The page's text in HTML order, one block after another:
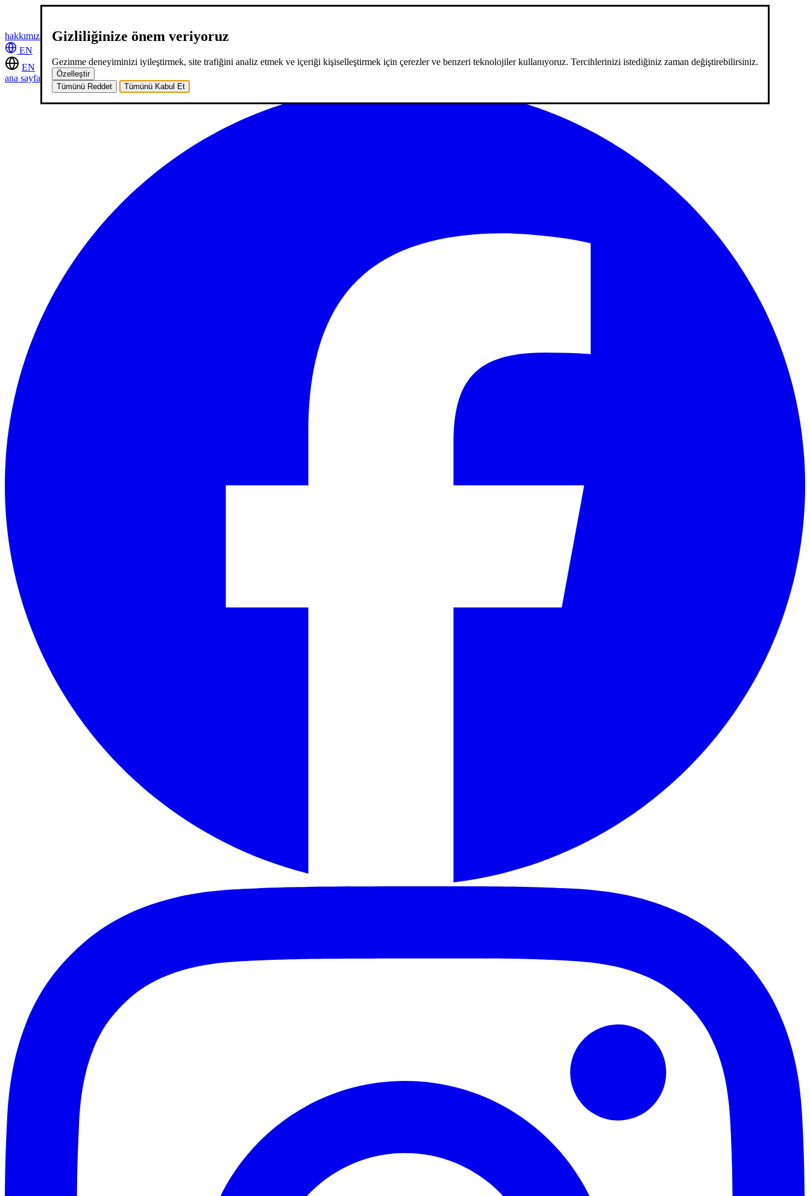
Gizliliğinize önem veriyoruz
Gezinme deneyiminizi iyileştirmek, site trafiğini analiz etmek ve içeriği kişiselleştirmek için çerezler ve benzeri teknolojiler kullanıyoruz. Tercihlerinizi istediğiniz zaman değiştirebilirsiniz.
Özelleştir
Tümünü Reddet
Tümünü Kabul Et
hakkımızda hizmetlerimizneler yaptıkkariyer2 blogiletişim
EN
EN
ana sayfa
hakkımızdahizmetlerimizneler yaptık